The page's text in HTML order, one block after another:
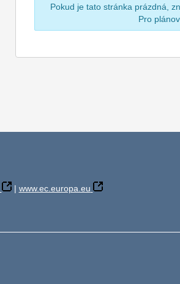
Pokud je tato stránka prázdná,
Pro
| www.ec.europa.eu